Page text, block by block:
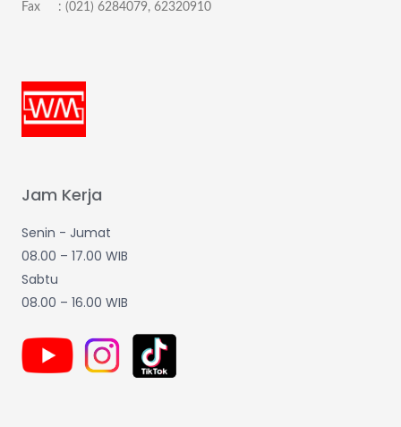
Fax : (021) 6284079, 62320910
Jam Kerja
Senin - Jumat
08.00 – 17.00 WIB
Sabtu
08.00 – 16.00 WIB